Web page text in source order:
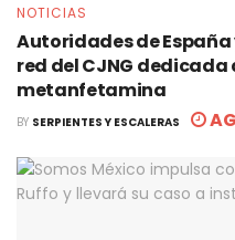
NOTICIAS
Autoridades de
red del CJNG
metanfetamina
BY SERPIENTES Y ESCALERAS